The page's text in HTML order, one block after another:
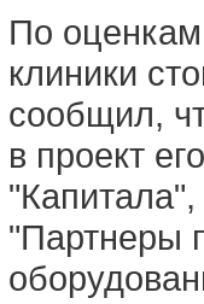
По оценкам
клиники
сообщил,
в проект
"Партнеры